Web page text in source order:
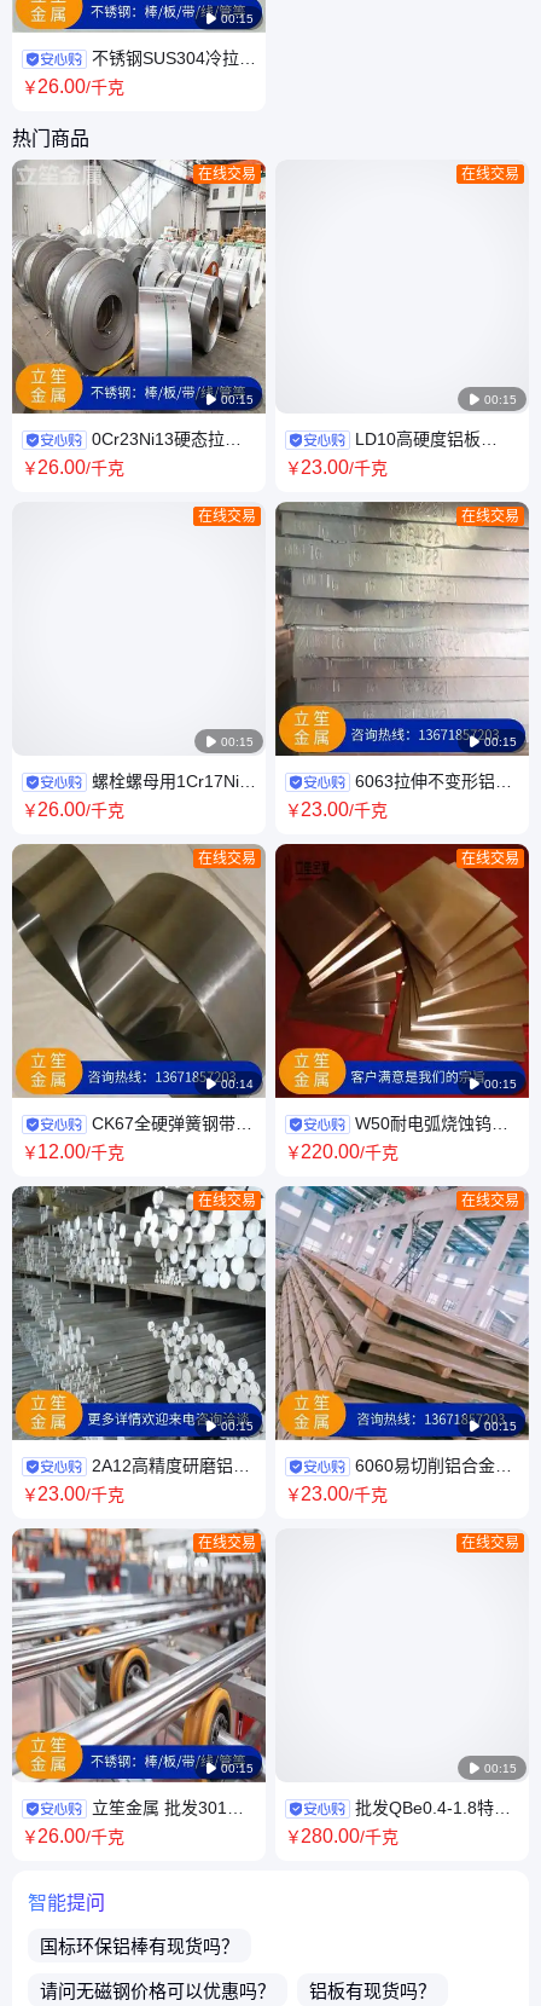
 00:15
不锈钢SUS304冷拉光
圆 无磁性不锈钢棒 热处理圆钢
￥26.00/千克
热门商品
 00:15
在线交易
0Cr23Ni13硬态拉丝
不锈钢带 电力弹片配件不锈钢
￥26.00/千克
 00:15
在线交易
螺栓螺母用1Cr17Ni7
不锈钢棒 国标不锈钢圆钢 长度
￥26.00/千克
 00:14
在线交易
CK67全硬弹簧钢带
进口耐蚀性弹簧钢片 淬火硬化
￥12.00/千克
 00:15
在线交易
2A12高精度研磨铝棒
走心机用铝 2a12精密机械加工
￥23.00/千克
 00:15
在线交易
立笙金属 批发301不
锈钢棒黑皮 耐磨不锈钢光圆 青
￥26.00/千克
 00:15
在线交易
LD10高硬度铝板
2017高韧性耐磨铝薄板 美国
￥23.00/千克
 00:15
在线交易
6063拉伸不变形铝板
氧化拉丝铝合金板 6063-T6光
￥23.00/千克
 00:15
在线交易
W50耐电弧烧蚀钨铜
板 进口CuW50高温烧结钨铜板
￥220.00/千克
 00:15
在线交易
6060易切削铝合金板
6061工装夹具铝中厚板 国标环
￥23.00/千克
 00:15
在线交易
批发QBe0.4-1.8特硬
铍铜带 高韧性铍青铜带 进口铍
￥280.00/千克
智能提问
国标环保铝棒有现货吗？
请问无磁钢价格可以优惠吗？ 铝板有现货吗？